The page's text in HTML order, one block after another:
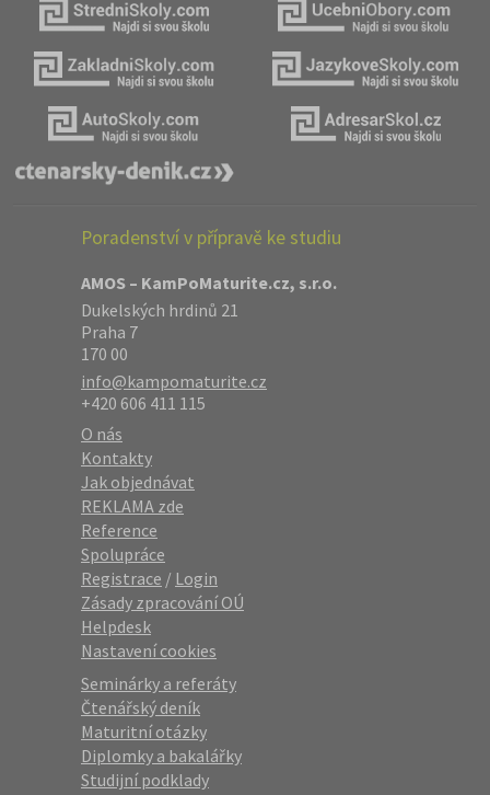
Poradenství v přípravě ke studiu
AMOS – KamPoMaturite.cz, s.r.o.
Dukelských hrdinů 21
Praha 7
170 00
info@kampomaturite.cz
+420 606 411 115
O nás
Kontakty
Jak objednávat
REKLAMA zde
Reference
Spolupráce
Registrace / Login
Zásady zpracování OÚ
Helpdesk
Nastavení cookies
Seminárky a referáty
Čtenářský deník
Maturitní otázky
Diplomky a bakalářky
Studijní podklady